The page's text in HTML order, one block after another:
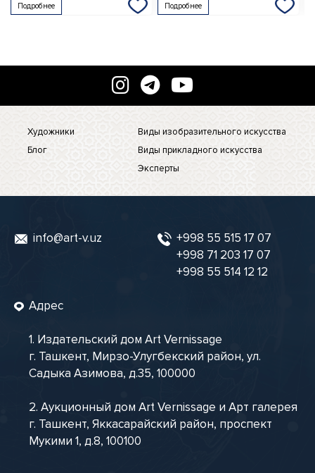
Подробнее Подробнее
Художники
Блог
Виды изобразительного искусства
Виды прикладного искусства
Эксперты
info@art-v.uz
+998 55 515 17 07
+998 71 203 17 07
+998 55 514 12 12
Адрес
1. Издательский дом Art Vernissage
г. Ташкент, Мирзо-Улугбекский район, ул.
Садыка Азимова, д.35, 100000
2. Аукционный дом Art Vernissage и Арт галерея
г. Ташкент, Яккасарайский район, проспект
Мукими 1, д.8, 100100